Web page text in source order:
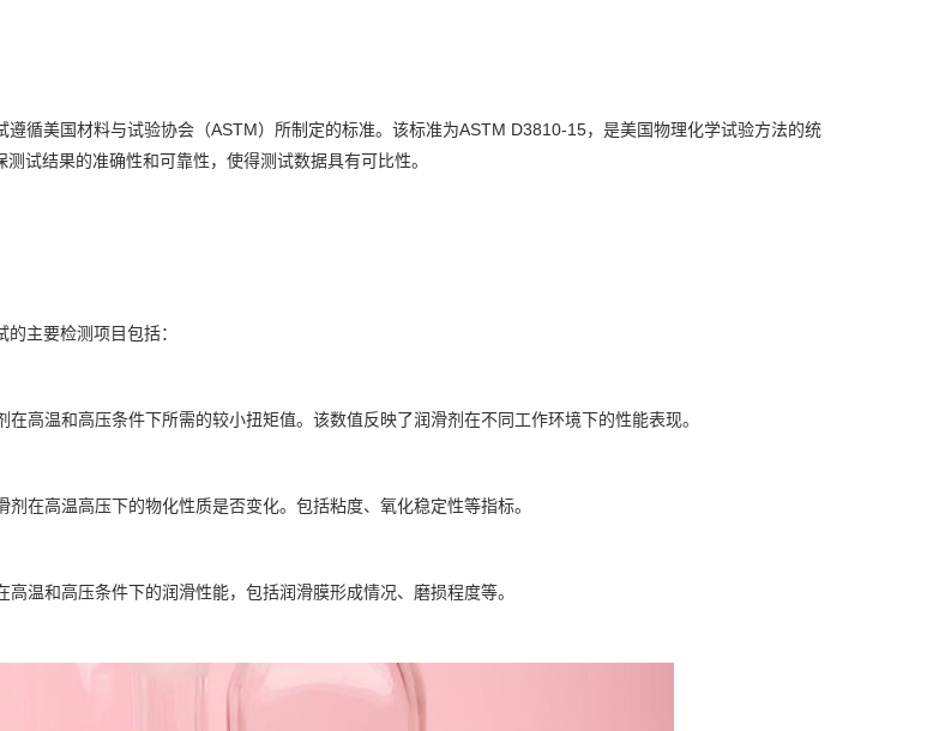
遵循美国材料与试验协会（ASTM）所制定的标准。该标准为ASTM D3810-15，是美国物理化学试验方法的统
试结果的准确性和可靠性，使得测试数据具有可比性。
主要检测项目包括：
在高温和高压条件下所需的较小扭矩值。该数值反映了润滑剂在不同工作环境下的性能表现。
剂在高温高压下的物化性质是否变化。包括粘度、氧化稳定性等指标。
温和高压条件下的润滑性能，包括润滑膜形成情况、磨损程度等。